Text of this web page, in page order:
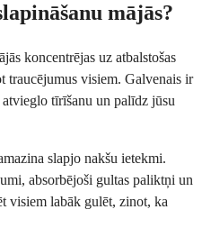
mājās?
koncentrējas uz atbalstošas
traucējumus visiem. Galvenais ir
tīrīšanu un palīdz jūsu
slapjo nakšu ietekmi.
absorbējoši gultas paliktņi un
visiem labāk gulēt, zinot, ka